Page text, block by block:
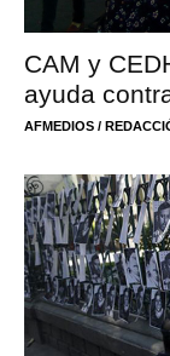
CAM y
ayuda
AFMEDIOS /